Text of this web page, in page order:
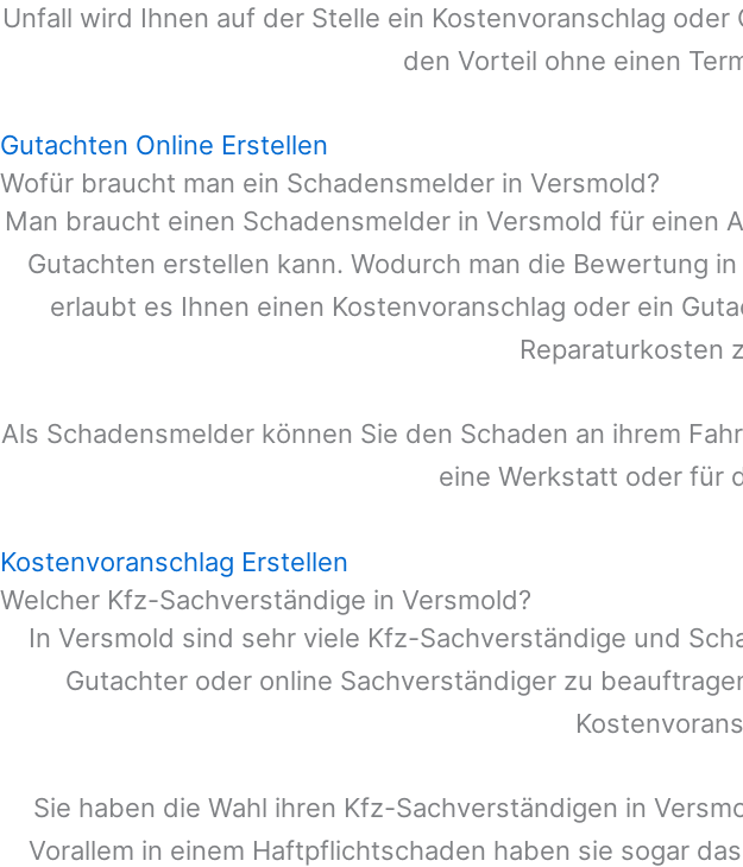
Unfall wird Ihnen auf der Stelle ein Kostenvoranschlag
den Vorteil ohne einen
Gutachten Online Erstellen
Wofür braucht man ein Schadensmelder in Versmold?
Man braucht einen Schadensmelder in Versmold für einen
Gutachten erstellen kann. Wodurch man die Bewertung
erlaubt es Ihnen einen Kostenvoranschlag oder ein
Reparaturkosten
Als Schadensmelder können Sie den Schaden an ihrem
eine Werkstatt oder für
Kostenvoranschlag Erstellen
Welcher Kfz-Sachverständige in Versmold?
In Versmold sind sehr viele Kfz-Sachverständige und
Gutachter oder online Sachverständiger zu
Sie haben die Wahl ihren Kfz-Sachverständigen in
Vorallem in einem Haftpflichtschaden haben sie sogar